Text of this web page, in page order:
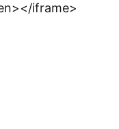
iframe>